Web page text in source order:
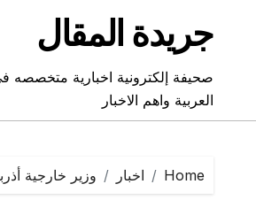
contentجريدة المقال
صحيفة إلكترونية اخبارية متخصصه
العربية واهم الاخبار
Home اخبار وزير خارجية